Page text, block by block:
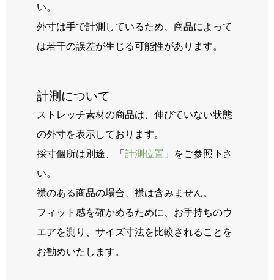
い。
外寸は手で計測しているため、商品によって
は若干の誤差が生じる可能性があります。
計測について
ストレッチ素材の商品は、伸びていない状態
の外寸を表示しております。
採寸個所は別途、「 計測位置 」をご参照下さ
い。
襟のある商品の場合、襟は含みません。
フィット感を確かめるために、お手持ちのウ
エアを測り、サイズ寸法を比較されることを
お勧めいたします。